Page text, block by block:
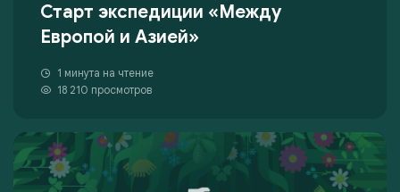
Старт экспедиции «Между
Европой и Азией»
1 минута на чтение
18 210 просмотров